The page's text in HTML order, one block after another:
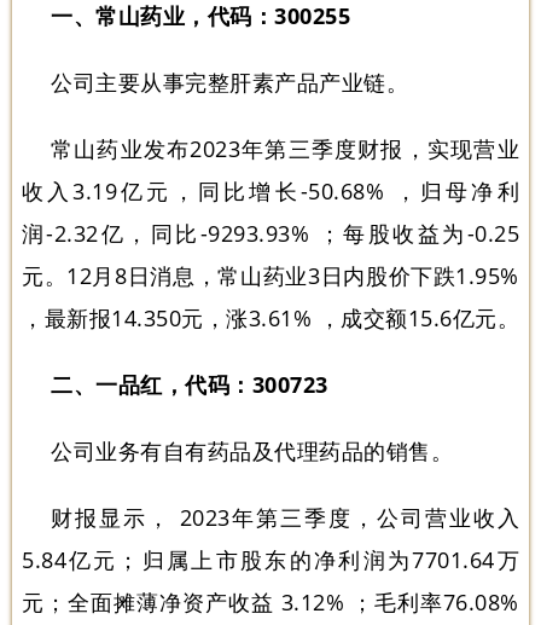
一、常山药业，代码：300255
公司主要从事完整肝素产品产业链。
常山药业发布2023年第三季度财报，实现营业
收入3.19亿元，同比增长-50.68% ，归母净利
润-2.32亿，同比-9293.93% ；每股收益为-0.25
元。12月8日消息，常山药业3日内股价下跌1.95%
，最新报14.350元，涨3.61% ，成交额15.6亿元。
二、一品红，代码：300723
公司业务有自有药品及代理药品的销售。
财报显示， 2023年第三季度，公司营业收入
5.84亿元；归属上市股东的净利润为7701.64万
元；全面摊薄净资产收益 3.12% ；毛利率76.08%